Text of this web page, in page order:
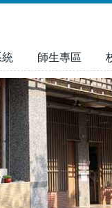
統 師生專區